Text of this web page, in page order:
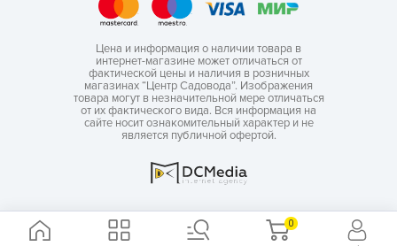
0
Цена и информация о наличии товара в
интернет-магазине может отличаться от
фактической цены и наличия в розничных
магазинах “Центр Садовода”. Изображения
товара могут в незначительной мере отличаться
от их фактического вида. Вся информация на
сайте носит ознакомительный характер и не
является публичной офертой.